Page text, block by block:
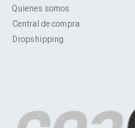
Quienes ​somos
Central de compra
Dropshipping